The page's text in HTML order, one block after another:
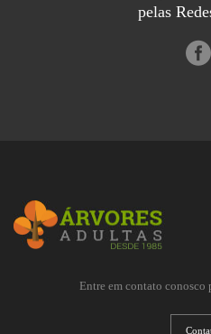
pelas
Entre em contato conosco